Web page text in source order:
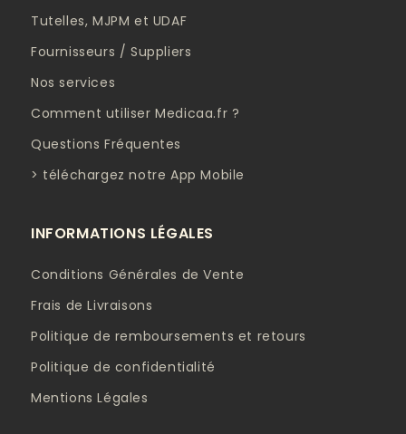
Tutelles, MJPM et UDAF
Fournisseurs / Suppliers
Nos services
Comment utiliser Medicaa.fr ?
Questions Fréquentes
> téléchargez notre App Mobile
INFORMATIONS LÉGALES
Conditions Générales de Vente
Frais de Livraisons
Politique de remboursements et retours
Politique de confidentialité
Mentions Légales